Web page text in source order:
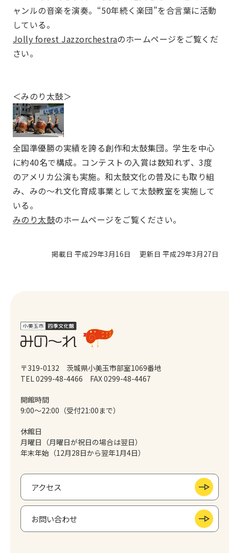
ャンルの音楽を演奏。“50年続く楽団”を合言葉に活動
している。
Jolly forest Jazzorchestraのホームページをご覧くだ
さい。
＜みのり太鼓＞
全国準優勝の実績を誇る創作和太鼓集団。学生を中心
に約40名で構成。コンテストの入賞は数知れず、3度
のアメリカ公演も実施。和太鼓文化の普及にも取り組
み、みの～れ文化育成事業として太鼓教室を実施して
いる。
みのり太鼓のホームページをご覧ください。
掲載日 平成29年3月16日 更新日 平成29年3月27日
〒319-0132 茨城県小美玉市部室1069番地
TEL 0299-48-4466
FAX 0299-48-4467
開館時間
9:00～22:00（受付21:00まで）
休館日
月曜日（月曜日が祝日の場合は翌日）
年末年始（12月28日から翌年1月4日）
アクセス
お問い合わせ